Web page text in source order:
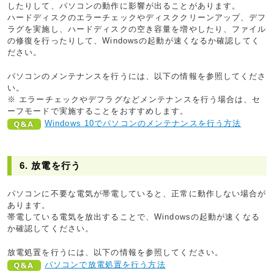
したりして、パソコンの動作に影響が出ることがあります。
ハードディスクのエラーチェックやディスククリーンアップ、デフ
ラグを実施し、ハードディスクの空き容量を増やしたり、ファイル
の修復を行ったりして、Windowsの起動が速くなるか確認してく
ださい。
パソコンのメンテナンスを行うには、以下の情報を参照してくださ
い。
※ エラーチェックやデフラグなどメンテナンスを行う場合は、セ
ーフモードで実施することをおすすめします。
Windows 10でパソコンのメンテナンスを行う方法
6. 放電を行う
パソコンに不要な電気が帯電していると、正常に動作しない場合が
あります。
帯電している電気を放出することで、Windowsの起動が速くなる
か確認してください。
放電処置を行うには、以下の情報を参照してください。
パソコンで放電処置を行う方法